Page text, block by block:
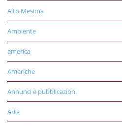
Alto Mesima
Ambiente
america
Americhe
Annunci e pubblicazioni
Arte